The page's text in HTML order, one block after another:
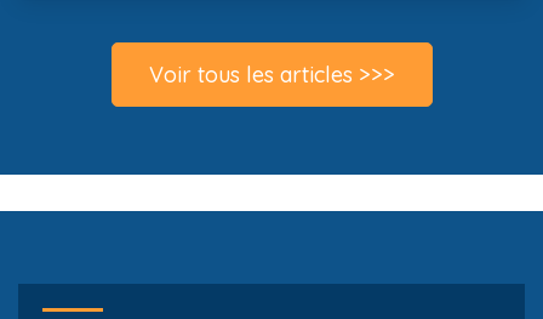
Voir tous les articles >>>